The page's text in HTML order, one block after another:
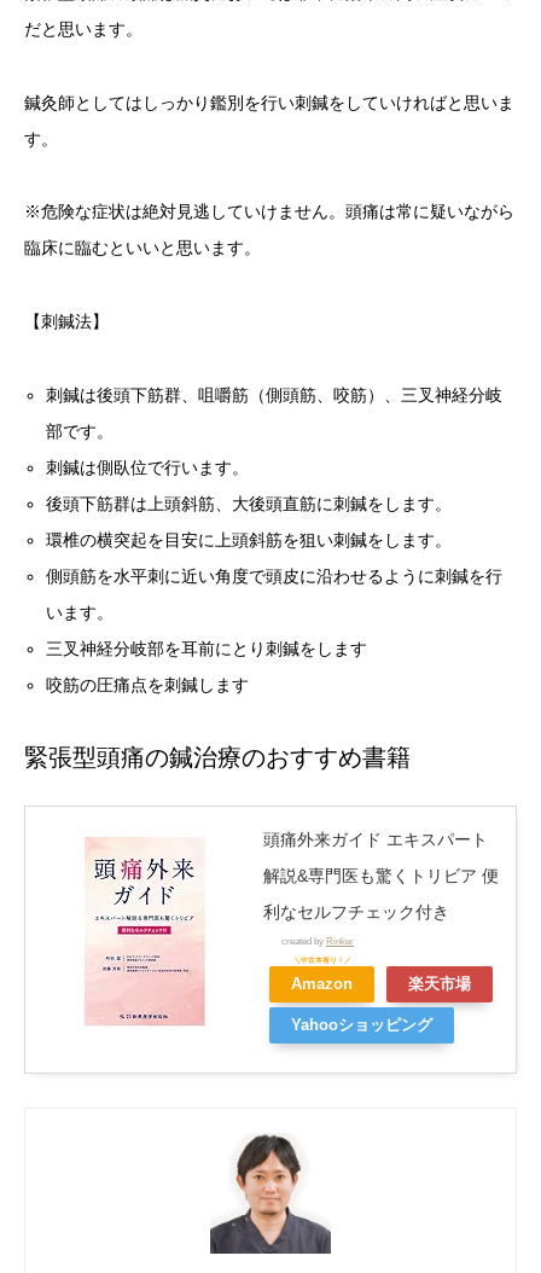
だと思います。
鍼灸師としてはしっかり鑑別を行い刺鍼をしていければと思いま
す。
※危険な症状は絶対見逃していけません。頭痛は常に疑いながら
臨床に臨むといいと思います。
【刺鍼法】
刺鍼は後頭下筋群、咀嚼筋（側頭筋、咬筋）、三叉神経分岐
部です。
刺鍼は側臥位で行います。
後頭下筋群は上頭斜筋、大後頭直筋に刺鍼をします。
環椎の横突起を目安に上頭斜筋を狙い刺鍼をします。
側頭筋を水平刺に近い角度で頭皮に沿わせるように刺鍼を行
います。
三叉神経分岐部を耳前にとり刺鍼をします
咬筋の圧痛点を刺鍼します
緊張型頭痛の鍼治療のおすすめ書籍
頭痛外来ガイド エキスパート
解説&専門医も驚くトリビア 便
利なセルフチェック付き
created by Rinker
Amazon 楽天市場
Yahooショッピング